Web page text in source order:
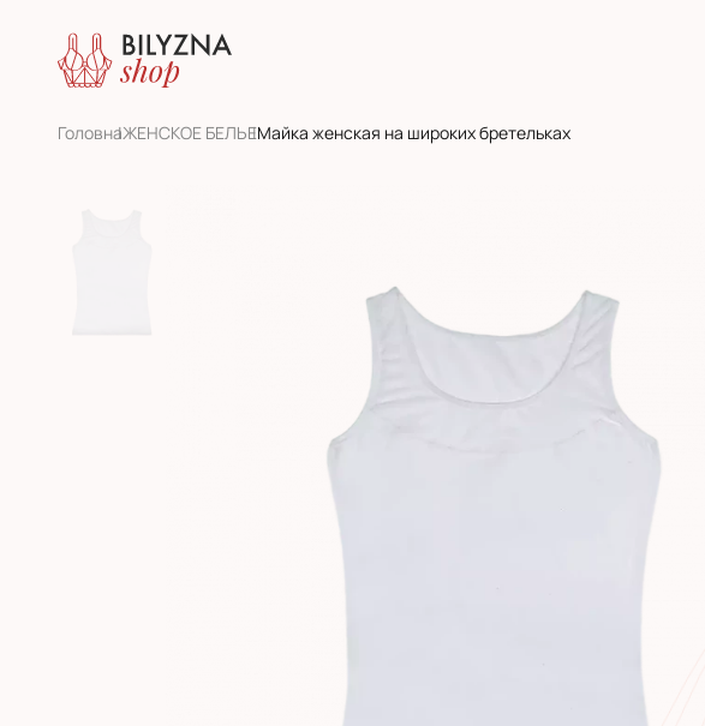
ГоловнаЖЕНСКОЕ БЕЛЬЕМайка женская на широких бретельках